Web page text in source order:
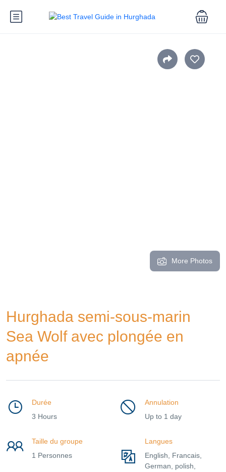
More Photos
Hurghada semi-sous-marin
Sea Wolf avec plongée en
apnée
Durée
3 Hours
Annulation
Up to 1 day
Taille du groupe
1 Personnes
Langues
English, Francais,
German, polish,